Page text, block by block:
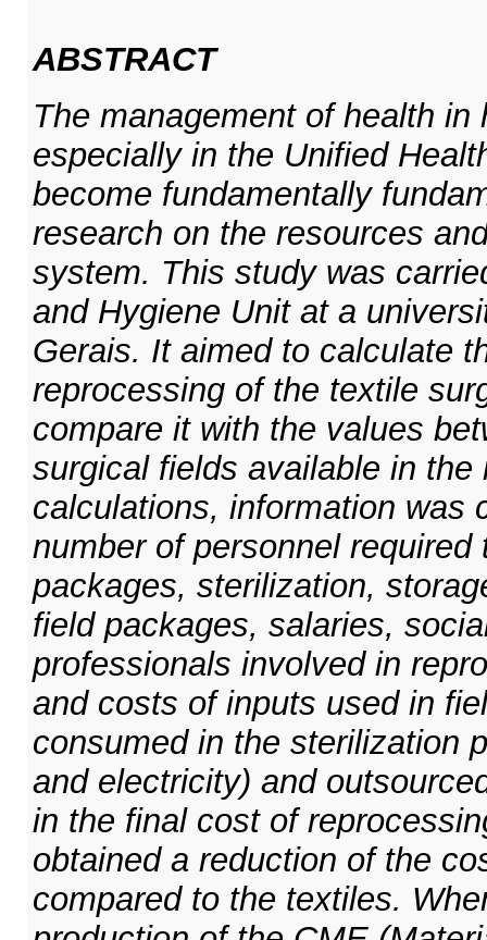
ABSTRACT
The management of health in
especially in the Unified
become fundamentally
research on the resources
system. This study was
and Hygiene Unit at a
Gerais. It aimed to calculate
reprocessing of the textile
compare it with the values
surgical fields available in the
calculations, information was
number of personnel
packages, sterilization,
field packages, salaries,
professionals involved in
and costs of inputs used in
consumed in the sterilization
and electricity) and
in the final cost of
obtained a reduction of the
compared to the textiles.